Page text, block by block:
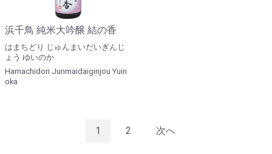
浜千鳥 純米大吟醸 結の香
はまちどり じゅんまいだいぎんじ
ょう ゆいのか
Hamachidori Junmaidaiginjou Yuin
oka
1 2 次へ